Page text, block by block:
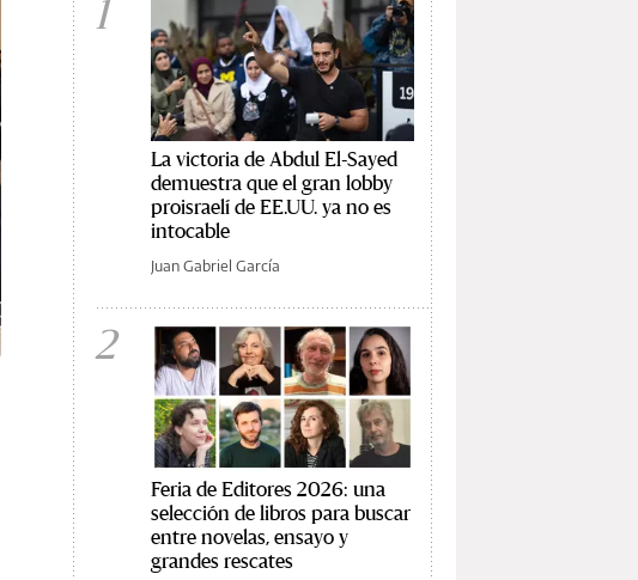
1
La victoria de Abdul El-Sayed
demuestra que el gran lobby
proisraelí de EE.UU. ya no es
intocable
Juan Gabriel García
2
Feria de Editores 2026: una
selección de libros para buscar
entre novelas, ensayo y
grandes rescates